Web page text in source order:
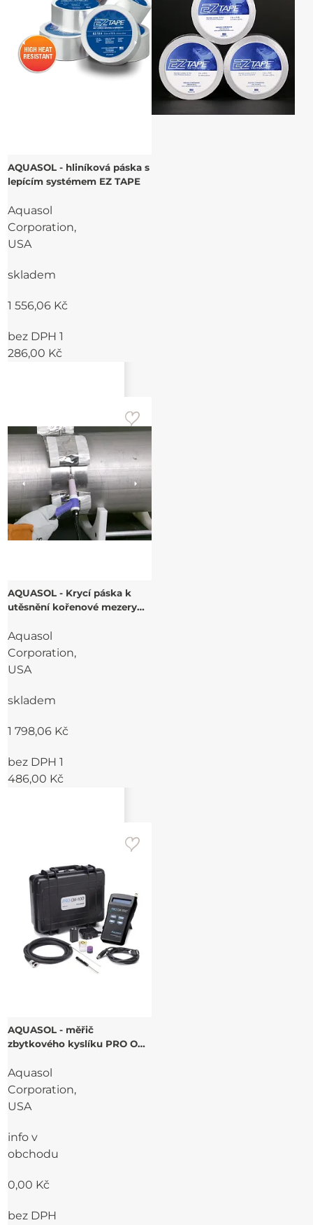
AQUASOL - hliníková páska s
lepícím systémem EZ TAPE
Aquasol
Corporation,
USA
skladem
1 556,06 Kč
bez DPH 1
286,00 Kč
AQUASOL - Krycí páska k
utěsnění kořenové mezery
Aquasol
Corporation,
USA
skladem
1 798,06 Kč
bez DPH 1
486,00 Kč
AQUASOL - měřič
zbytkového kyslíku PRO OX -
Aquasol
Corporation,
USA
info v
obchodu
0,00 Kč
bez DPH